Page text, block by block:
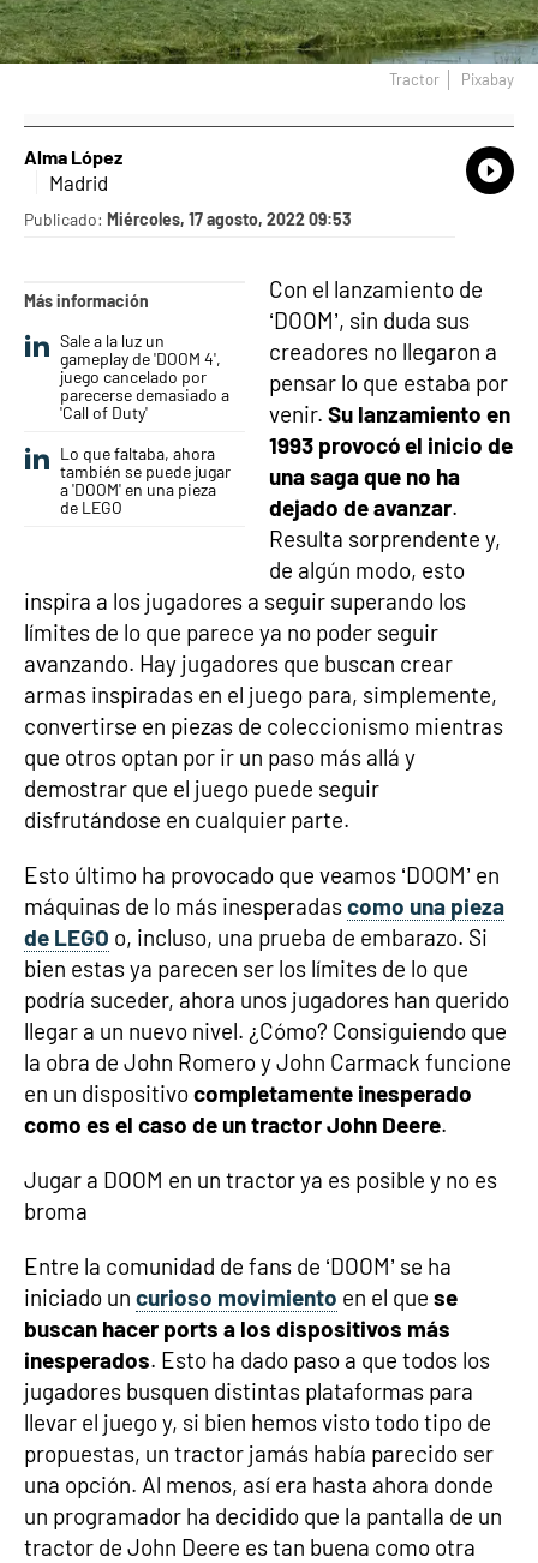
Tractor Pixabay
Alma López
Madrid
Publicado: Miércoles, 17 agosto, 2022 09:53
Más información
Sale a la luz un
gameplay de 'DOOM 4',
juego cancelado por
parecerse demasiado a
'Call of Duty'
Lo que faltaba, ahora
también se puede jugar
a 'DOOM' en una pieza
de LEGO
Con el lanzamiento de
‘DOOM’, sin duda sus
creadores no llegaron a
pensar lo que estaba por
venir. Su lanzamiento en
1993 provocó el inicio de
una saga que no ha
dejado de avanzar.
Resulta sorprendente y,
de algún modo, esto
inspira a los jugadores a seguir superando los
límites de lo que parece ya no poder seguir
avanzando. Hay jugadores que buscan crear
armas inspiradas en el juego para, simplemente,
convertirse en piezas de coleccionismo mientras
que otros optan por ir un paso más allá y
demostrar que el juego puede seguir
disfrutándose en cualquier parte.
Esto último ha provocado que veamos ‘DOOM’ en
máquinas de lo más inesperadascomo una pieza
de LEGO o, incluso, una prueba de embarazo. Si
bien estas ya parecen ser los límites de lo que
podría suceder, ahora unos jugadores han querido
llegar a un nuevo nivel. ¿Cómo? Consiguiendo que
la obra de John Romero y John Carmack funcione
en un dispositivocompletamente inesperado
como es el caso de un tractor John Deere.
Jugar a DOOM en un tractor ya es posible y no es
broma
Entre la comunidad de fans de ‘DOOM’ se ha
iniciado un curioso movimiento en el que se
buscan hacer ports a los dispositivos más
inesperados. Esto ha dado paso a que todos los
jugadores busquen distintas plataformas para
llevar el juego y, si bien hemos visto todo tipo de
propuestas, un tractor jamás había parecido ser
una opción. Al menos, así era hasta ahora donde
un programador ha decidido que la pantalla de un
tractor de John Deere es tan buena como otra